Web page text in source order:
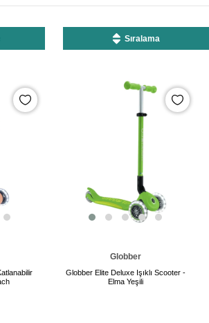
Sıralama
Globber
Globber Elite Deluxe Işıklı Scooter -
Elma Yeşili